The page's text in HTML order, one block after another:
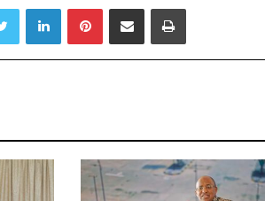
LinkedIn Sambaza kupitia barua pepe